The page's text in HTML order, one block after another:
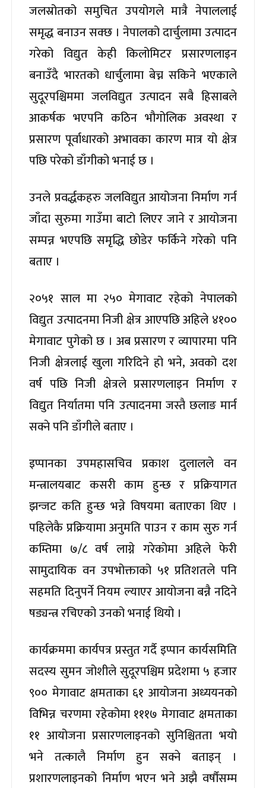
जलस्रोतको समुचित उपयोगले मात्रै नेपाललाई
समृद्ध बनाउन सक्छ । नेपालको दार्चुलामा उत्पादन
गरेको विद्युत केही किलोमिटर प्रसारणलाइन
बनाउँदै भारतको धार्चुलामा बेच्न सकिने भएकाले
सुदूरपश्चिममा जलविद्युत उत्पादन सबै हिसाबले
आकर्षक भएपनि कठिन भौगोलिक अवस्था र
प्रसारण पूर्वाधारको अभावका कारण मात्र यो क्षेत्र
पछि परेको डाँगीको भनाई छ ।
उनले प्रवर्द्धकहरु जलविद्युत आयोजना निर्माण गर्न
जाँदा सुरुमा गाउँमा बाटो लिएर जाने र आयोजना
सम्पन्न भएपछि समृद्धि छोडेर फर्किने गरेको पनि
बताए ।
२०५१ साल मा २५० मेगावाट रहेको नेपालको
विद्युत उत्पादनमा निजी क्षेत्र आएपछि अहिले ४१००
मेगावाट पुगेको छ । अब प्रसारण र व्यापारमा पनि
निजी क्षेत्रलाई खुला गरिदिने हो भने, अवको दश
वर्ष पछि निजी क्षेत्रले प्रसारणलाइन निर्माण र
विद्युत निर्यातमा पनि उत्पादनमा जस्तै छलाङ मार्न
सक्ने पनि डाँगीले बताए ।
इप्पानका उपमहासचिव प्रकाश दुलालले वन
मन्त्रालयबाट कसरी काम हुन्छ र प्रक्रियागत
झन्जट कति हुन्छ भन्ने विषयमा बताएका थिए ।
पहिलेकै प्रक्रियामा अनुमति पाउन र काम सुरु गर्न
कम्तिमा ७/८ वर्ष लाग्ने गरेकोमा अहिले फेरी
सामुदायिक वन उपभोक्ताको ५१ प्रतिशतले पनि
सहमति दिनुपर्ने नियम ल्याएर आयोजना बन्नै नदिने
षड्यन्त्र रचिएको उनको भनाई थियो ।
कार्यक्रममा कार्यपत्र प्रस्तुत गर्दै इप्पान कार्यसमिति
सदस्य सुमन जोशीले सुदूरपश्चिम प्रदेशमा ५ हजार
९०० मेगावाट क्षमताका ६१ आयोजना अध्ययनको
विभिन्न चरणमा रहेकोमा १११७ मेगावाट क्षमताका
११ आयोजना प्रसारणलाइनको सुनिश्चितता भयो
भने तत्कालै निर्माण हुन सक्ने बताइन् ।
प्रशारणलाइनको निर्माण भएन भने अझै वर्षौसम्म